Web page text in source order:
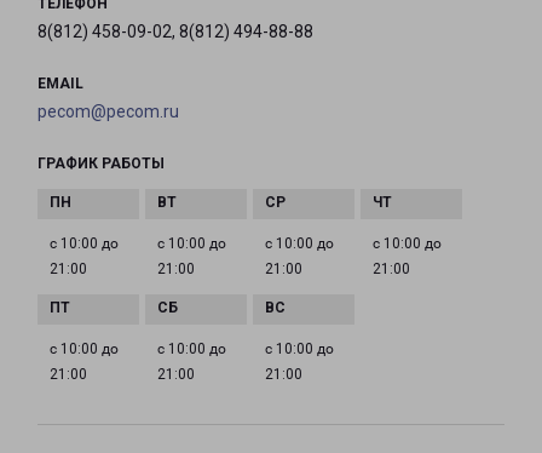
ТЕЛЕФОН
8(812) 458-09-02, 8(812) 494-88-88
EMAIL
pecom@pecom.ru
ГРАФИК РАБОТЫ
с 10:00 до
21:00
с 10:00 до
21:00
с 10:00 до
21:00
с 10:00 до
21:00
с 10:00 до
21:00
с 10:00 до
21:00
с 10:00 до
21:00